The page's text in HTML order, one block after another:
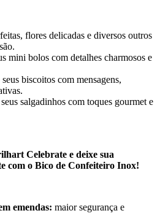
flores delicadas e diversos outros
mini bolos com detalhes charmosos e
biscoitos com mensagens,
salgadinhos com toques gourmet e
Celebrate e deixe sua
com o Bico de Confeiteiro Inox!
emendas: maior segurança e